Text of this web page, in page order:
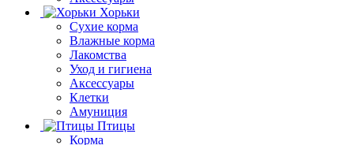
Хорьки
Сухие корма
Влажные корма
Лакомства
Уход и гигиена
Аксессуары
Клетки
Амуниция
Птицы
Корма